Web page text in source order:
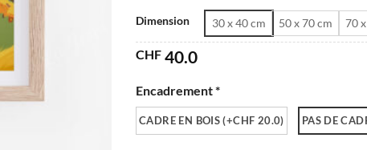
Dimension 30 x 40 cm 50 x 70 cm 70
CHF 40.0
Encadrement *
CADRE EN BOIS (+CHF 20.0) PAS DE